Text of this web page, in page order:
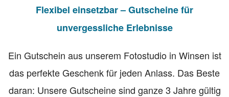
Flexibel einsetzbar – Gutscheine für
unvergessliche Erlebnisse
Ein Gutschein aus unserem Fotostudio in Winsen ist
das perfekte Geschenk für jeden Anlass. Das Beste
daran: Unsere Gutscheine sind ganze 3 Jahre gültig